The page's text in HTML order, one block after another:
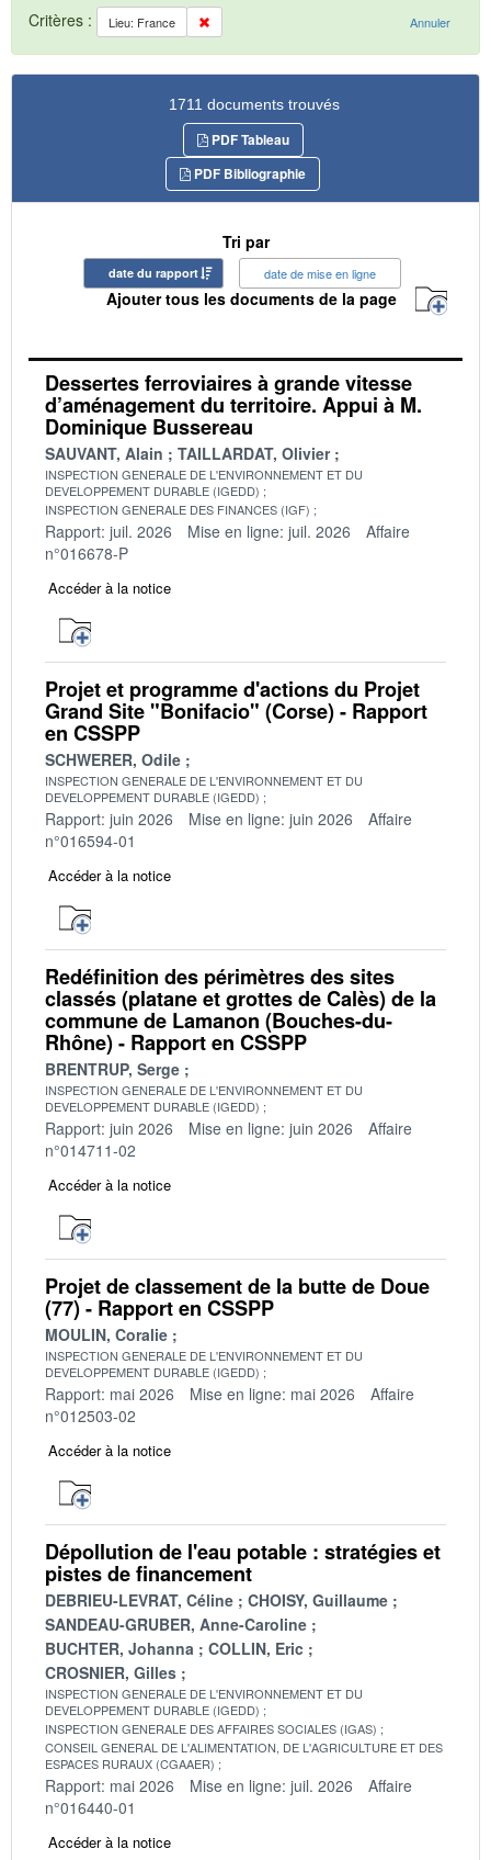
Critères : Lieu: France Annuler
1711 documents trouvés
PDF Tableau
PDF Bibliographie
Tri par
date du rapport date de mise en ligne
Ajouter tous les documents de la page
Dessertes ferroviaires à grande vitesse
d’aménagement du territoire. Appui à M.
Dominique Bussereau
SAUVANT, Alain TAILLARDAT, Olivier
INSPECTION GENERALE DE L'ENVIRONNEMENT ET DU
DEVELOPPEMENT DURABLE (IGEDD)
INSPECTION GENERALE DES FINANCES (IGF)
Rapport: juil. 2026 Mise en ligne: juil. 2026
Affaire
n°016678-P
Accéder à la notice
Projet et programme d'actions du Projet
Grand Site "Bonifacio" (Corse) - Rapport
en CSSPP
SCHWERER, Odile
INSPECTION GENERALE DE L'ENVIRONNEMENT ET DU
DEVELOPPEMENT DURABLE (IGEDD)
Rapport: juin 2026 Mise en ligne: juin 2026
Affaire
n°016594-01
Accéder à la notice
Redéfinition des périmètres des sites
classés (platane et grottes de Calès) de la
commune de Lamanon (Bouches-du-
Rhône) - Rapport en CSSPP
BRENTRUP, Serge
INSPECTION GENERALE DE L'ENVIRONNEMENT ET DU
DEVELOPPEMENT DURABLE (IGEDD)
Rapport: juin 2026 Mise en ligne: juin 2026
Affaire
n°014711-02
Accéder à la notice
Projet de classement de la butte de Doue
(77) - Rapport en CSSPP
MOULIN, Coralie
INSPECTION GENERALE DE L'ENVIRONNEMENT ET DU
DEVELOPPEMENT DURABLE (IGEDD)
Rapport: mai 2026 Mise en ligne: mai 2026
Affaire
n°012503-02
Accéder à la notice
Dépollution de l'eau potable : stratégies et
pistes de financement
DEBRIEU-LEVRAT, Céline
CHOISY, Guillaume
SANDEAU-GRUBER, Anne-Caroline
BUCHTER, Johanna
COLLIN, Eric
CROSNIER, Gilles
INSPECTION GENERALE DE L'ENVIRONNEMENT ET DU
DEVELOPPEMENT DURABLE (IGEDD)
INSPECTION GENERALE DES AFFAIRES SOCIALES (IGAS)
CONSEIL GENERAL DE L'ALIMENTATION, DE L'AGRICULTURE ET DES
ESPACES RURAUX (CGAAER)
Rapport: mai 2026 Mise en ligne: juil. 2026
Affaire
n°016440-01
Accéder à la notice